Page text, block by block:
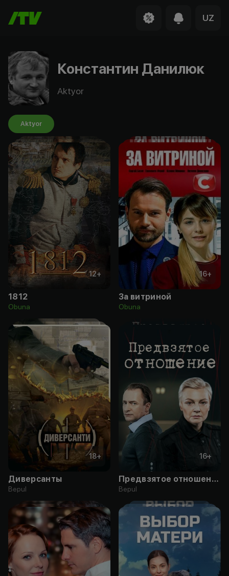
UZ
Константин Данилюк
Aktyor
Aktyor
12+
1812
Obuna
16+
За витриной
Obuna
18+
Диверсанты
Bepul
16+
Предвзятое отношение
Bepul